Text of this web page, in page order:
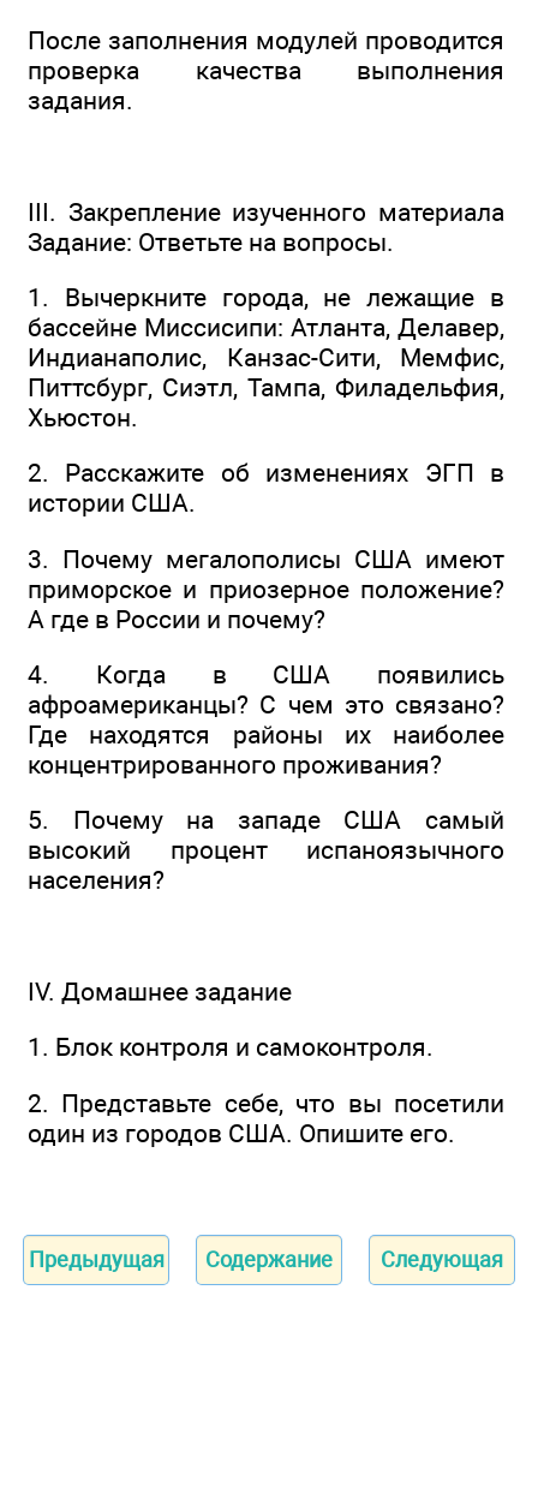
После заполнения модулей проводится
проверка качества выполнения
задания.
III. Закрепление изученного материала
Задание: Ответьте на вопросы.
1. Вычеркните города, не лежащие в
бассейне Миссисипи: Атланта, Делавер,
Индианаполис, Канзас-Сити, Мемфис,
Питтсбург, Сиэтл, Тампа, Филадельфия,
Хьюстон.
2. Расскажите об изменениях ЭГП в
истории США.
3. Почему мегалополисы США имеют
приморское и приозерное положение?
А где в России и почему?
4. Когда в США появились
афроамериканцы? С чем это связано?
Где находятся районы их наиболее
концентрированного проживания?
5. Почему на западе США самый
высокий процент испаноязычного
населения?
IV. Домашнее задание
1. Блок контроля и самоконтроля.
2. Представьте себе, что вы посетили
один из городов США. Опишите его.
Предыдущая Содержание Следующая